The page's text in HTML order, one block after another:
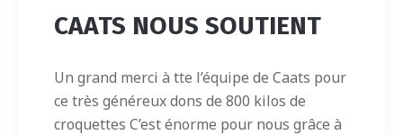
CAATS NOUS SOUTIENT
Un grand merci à tte l’équipe de Caats pour
ce très généreux dons de 800 kilos de
croquettes C’est énorme pour nous grâce à